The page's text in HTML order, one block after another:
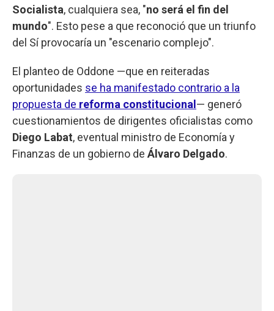
Socialista, cualquiera sea, "no será el fin del
mundo". Esto pese a que reconoció que un triunfo
del Sí provocaría un "escenario complejo".
El planteo de Oddone —que en reiteradas
oportunidades se ha manifestado contrario a la
propuesta de reforma constitucional — generó
cuestionamientos de dirigentes oficialistas como
Diego Labat, eventual ministro de Economía y
Finanzas de un gobierno de Álvaro Delgado.